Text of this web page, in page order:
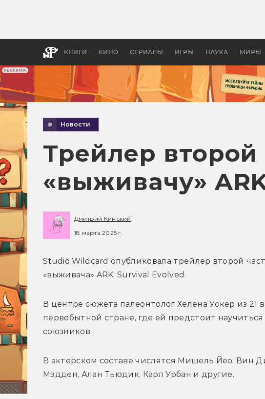
РЕКЛАМА
КНИГИ КИНО СЕРИАЛЫ ИГРЫ НАУКА МИРЫ
апокалипсис, в
Новости
Трейлер второй
«выживачу»
Дмитрий Кинский
18 марта 2025 г.
Studio Wildcard опубликовала трейлер второй
«выживача» ARK: Survival Evolved.
В центре сюжета палеонтолог Хелена Уокер из 21
первобытной стране, где ей предстоит
союзников.
В актерском составе числятся Мишель Йео, Вин
Мэдден, Алан Тьюдик, Карл Урбан и другие.